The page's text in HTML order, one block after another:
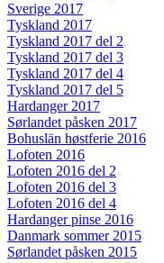
Sverige 2017
Tyskland 2017
Tyskland 2017 del 2
Tyskland 2017 del 3
Tyskland 2017 del 4
Tyskland 2017 del 5
Hardanger 2017
Sørlandet påsken 2017
Bohuslän høstferie 2016
Lofoten 2016
Lofoten 2016 del 2
Lofoten 2016 del 3
Lofoten 2016 del 4
Hardanger pinse 2016
Danmark sommer 2015
Sørlandet påsken 2015